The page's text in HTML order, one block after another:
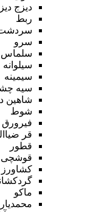
دیزج دیز
ربط
سرو
سلماس
سیلوانه
سیمینه
سیه
شاهین
شوط
فیرورق
قر
قطور
قوشچی
کشاورز
ماکو
محمدیار